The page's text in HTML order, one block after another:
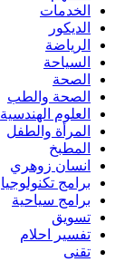
الخدمات
الديكور
الرياضة
السياحة
الصحة
الصحة والطب
العلوم الهندسية
المرأة والطفل
المطبخ
انسان زوهري
برامج تكنولوجيا
برامج سياحية
تسويق
تفسير احلام
تقنى